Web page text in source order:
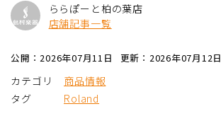
ららぽーと柏の葉店
店舗記事一覧
公開：2026年07月11日 更新：2026年07月12日
カテゴリ
商品情報
タグ
Roland